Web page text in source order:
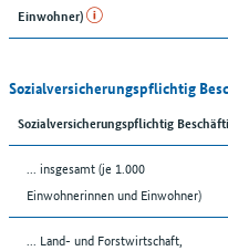
Einwohner)
Sozialversicherungspflichtig
Sozialversicherungspflichtig
... insgesamt (je 1.000
Einwohnerinnen und Einwohner)
... Land- und Forstwirtschaft,